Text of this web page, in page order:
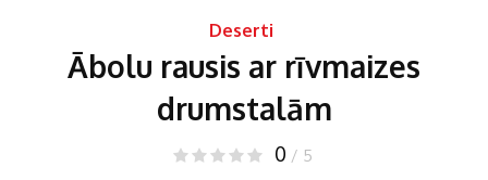
Deserti
Ābolu rausis ar rīvmaizes
drumstalām
0 / 5